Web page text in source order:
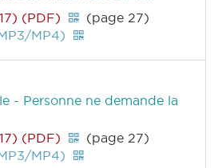
(PDF)
(page 27)
MP4)
- Personne ne demande la
(PDF)
(page 27)
MP4)